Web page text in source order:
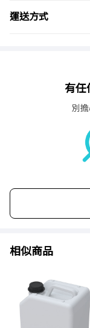
運送方式
有任
別
相似商品